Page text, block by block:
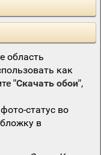
область
как
"Скачать обои",
статус во
в